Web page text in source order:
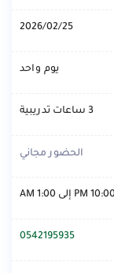
2026/02/25
يوم واحد
3 ساعات تدريبية
الحضور مجاني
0542195935